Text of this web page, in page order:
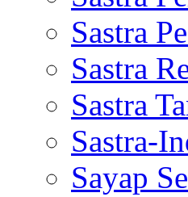
Sastra
Sastra
Sastra
Sastra-
Sayap